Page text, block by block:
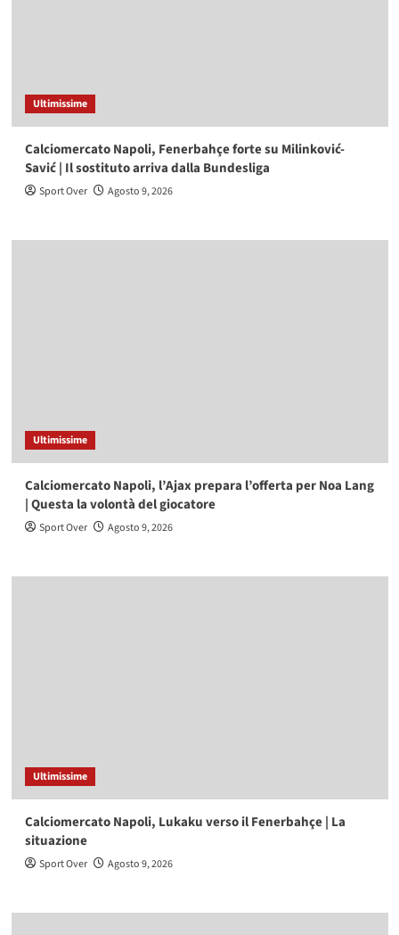
Ultimissime
Calciomercato Napoli, Fenerbahçe forte su Milinković-
Savić | Il sostituto arriva dalla Bundesliga
Sport Over Agosto 9, 2026
Ultimissime
Calciomercato Napoli, l’Ajax prepara l’offerta per Noa Lang
| Questa la volontà del giocatore
Sport Over Agosto 9, 2026
Ultimissime
Calciomercato Napoli, Lukaku verso il Fenerbahçe | La
situazione
Sport Over Agosto 9, 2026